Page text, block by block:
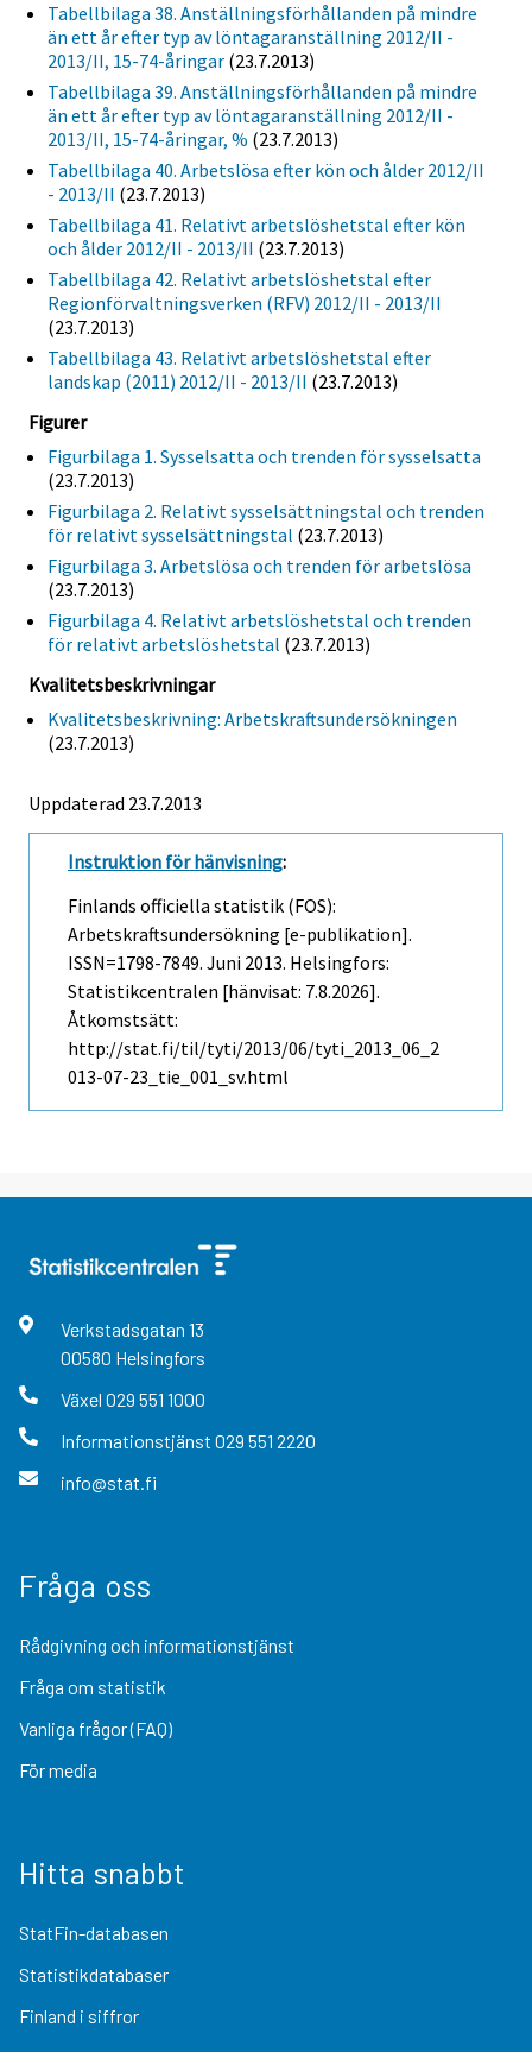
Tabellbilaga 38. Anställningsförhållanden på mindre
än ett år efter typ av löntagaranställning 2012/II -
2013/II, 15-74-åringar (23.7.2013)
Tabellbilaga 39. Anställningsförhållanden på mindre
än ett år efter typ av löntagaranställning 2012/II -
2013/II, 15-74-åringar, % (23.7.2013)
Tabellbilaga 40. Arbetslösa efter kön och ålder 2012/II
- 2013/II (23.7.2013)
Tabellbilaga 41. Relativt arbetslöshetstal efter kön
och ålder 2012/II - 2013/II (23.7.2013)
Tabellbilaga 42. Relativt arbetslöshetstal efter
Regionförvaltningsverken (RFV) 2012/II - 2013/II
(23.7.2013)
Tabellbilaga 43. Relativt arbetslöshetstal efter
landskap (2011) 2012/II - 2013/II (23.7.2013)
Figurer
Figurbilaga 1. Sysselsatta och trenden för sysselsatta
(23.7.2013)
Figurbilaga 2. Relativt sysselsättningstal och trenden
för relativt sysselsättningstal (23.7.2013)
Figurbilaga 3. Arbetslösa och trenden för arbetslösa
(23.7.2013)
Figurbilaga 4. Relativt arbetslöshetstal och trenden
för relativt arbetslöshetstal (23.7.2013)
Kvalitetsbeskrivningar
Kvalitetsbeskrivning: Arbetskraftsundersökningen
(23.7.2013)
Uppdaterad 23.7.2013
Instruktion för hänvisning:
Finlands officiella statistik (FOS):
Arbetskraftsundersökning [e-publikation].
ISSN=1798-7849. Juni 2013. Helsingfors:
Statistikcentralen [hänvisat: 7.8.2026].
Åtkomstsätt:
http://stat.fi/til/tyti/2013/06/tyti_2013_06_2
013-07-23_tie_001_sv.html
Verkstadsgatan 13
00580 Helsingfors
Växel 029 551 1000
Informationstjänst 029 551 2220
info@stat.fi
Fråga oss
Rådgivning och informationstjänst
Fråga om statistik
Vanliga frågor (FAQ)
För media
Hitta snabbt
StatFin-databasen
Statistikdatabaser
Finland i siffror